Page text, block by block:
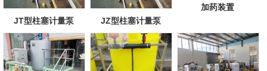
JT型柱塞计量泵 JZ型柱塞计量泵
加药装置